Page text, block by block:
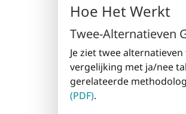
Hoe Het Werkt
Twee-Alternatieven
Je ziet twee
vergelijking met ja/nee
gerelateerde
(PDF).